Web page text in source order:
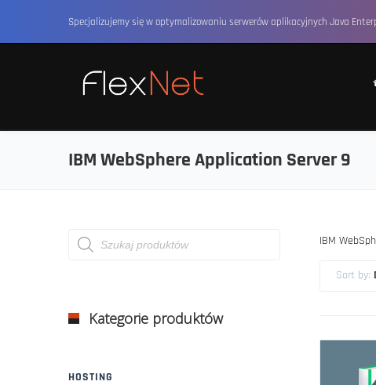
Specjalizujemy się w optymalizowaniu serwerów aplikacyjnych Java
IBM WebSphere Application Server 9
IBM
Sort by:
Wyszukiwarka
produktów
Kategorie produktów
HOSTING